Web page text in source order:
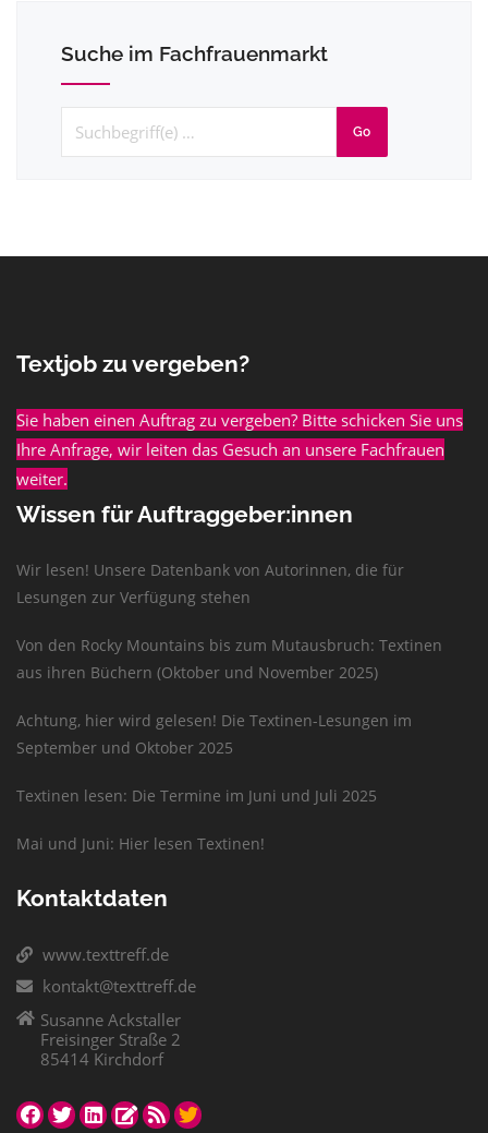
Suche im Fachfrauenmarkt
Go
Textjob zu vergeben?
Sie haben einen Auftrag zu vergeben? Bitte schicken Sie uns
Ihre Anfrage, wir leiten das Gesuch an unsere Fachfrauen
weiter.
Wissen für Auftraggeber:innen
Wir lesen! Unsere Datenbank von Autorinnen, die für
Lesungen zur Verfügung stehen
Von den Rocky Mountains bis zum Mutausbruch: Textinen
aus ihren Büchern (Oktober und November 2025)
Achtung, hier wird gelesen! Die Textinen-Lesungen im
September und Oktober 2025
Textinen lesen: Die Termine im Juni und Juli 2025
Mai und Juni: Hier lesen Textinen!
Kontaktdaten
www.texttreff.de
kontakt@texttreff.de
Susanne Ackstaller
Freisinger Straße 2
85414 Kirchdorf